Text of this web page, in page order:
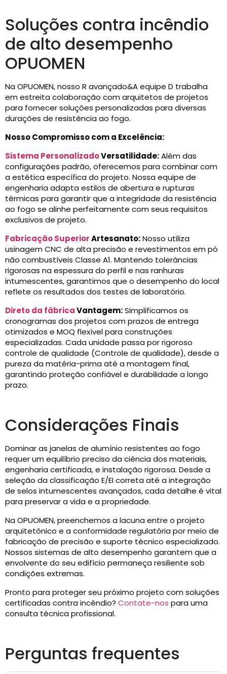
Soluções contra incêndio
de alto desempenho
OPUOMEN
Na OPUOMEN, nosso R avançado&A equipe D trabalha
em estreita colaboração com arquitetos de projetos
para fornecer soluções personalizadas para diversas
durações de resistência ao fogo.
Nosso Compromisso com a Excelência:
Sistema PersonalizadoVersatilidade:Além das
configurações padrão, oferecemos para combinar com
a estética específica do projeto. Nossa equipe de
engenharia adapta estilos de abertura e rupturas
térmicas para garantir que a integridade da resistência
ao fogo se alinhe perfeitamente com seus requisitos
exclusivos de projeto.
Fabricação SuperiorArtesanato:Nosso utiliza
usinagem CNC de alta precisão e revestimentos em pó
não combustíveis Classe A1. Mantendo tolerâncias
rigorosas na espessura do perfil e nas ranhuras
intumescentes, garantimos que o desempenho do local
reflete os resultados dos testes de laboratório.
Direto da fábricaVantagem:Simplificamos os
cronogramas dos projetos com prazos de entrega
otimizados e MOQ flexível para construções
especializadas. Cada unidade passa por rigoroso
controle de qualidade (Controle de qualidade), desde a
pureza da matéria-prima até a montagem final,
garantindo proteção confiável e durabilidade a longo
prazo.
Considerações Finais
Dominar as janelas de alumínio resistentes ao fogo
requer um equilíbrio preciso da ciência dos materiais,
engenharia certificada, e instalação rigorosa. Desde a
seleção da classificação E/EI correta até a integração
de selos intumescentes avançados, cada detalhe é vital
para preservar a vida e a propriedade.
Na OPUOMEN, preenchemos a lacuna entre o projeto
arquitetônico e a conformidade regulatória por meio de
fabricação de precisão e suporte técnico especializado.
Nossos sistemas de alto desempenho garantem que a
envolvente do seu edifício permaneça resiliente sob
condições extremas.
Pronto para proteger seu próximo projeto com soluções
certificadas contra incêndio? Contate-nos para uma
consulta técnica profissional.
Perguntas frequentes